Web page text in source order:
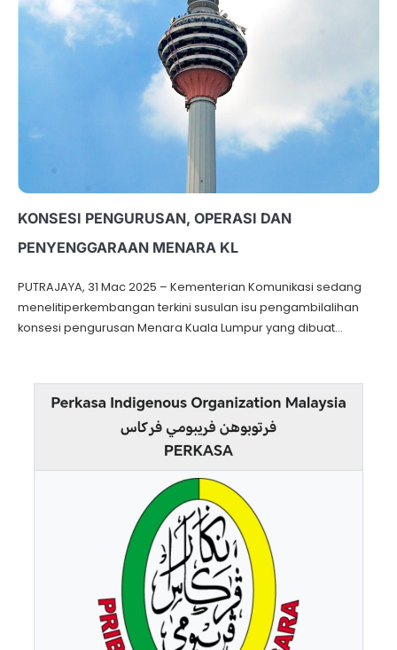
KONSESI PENGURUSAN, OPERASI DAN
PENYENGGARAAN MENARA KL
PUTRAJAYA, 31 Mac 2025 – Kementerian Komunikasi sedang
menelitiperkembangan terkini susulan isu pengambilalihan
konsesi pengurusan Menara Kuala Lumpur yang dibuat…